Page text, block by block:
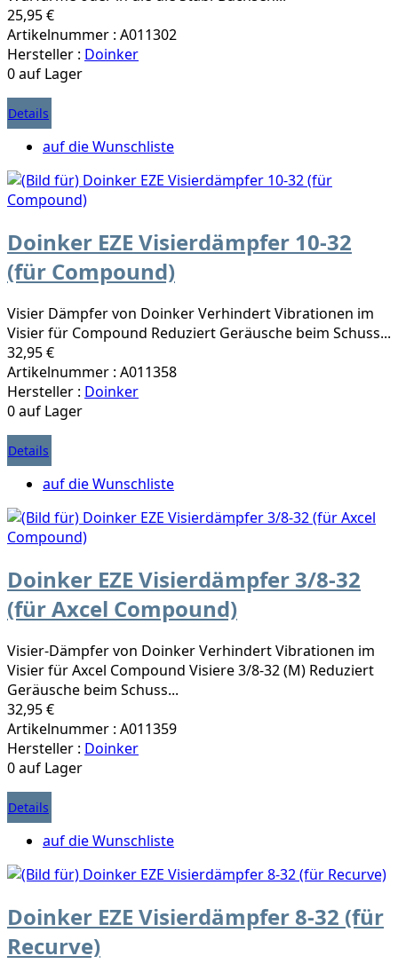
25,95 €
Artikelnummer : A011302
Hersteller : Doinker
0 auf Lager
Details
auf die Wunschliste
Doinker EZE Visierdämpfer 10-32
(für Compound)
Visier Dämpfer von Doinker Verhindert Vibrationen im
Visier für Compound Reduziert Geräusche beim Schuss...
32,95 €
Artikelnummer : A011358
Hersteller : Doinker
0 auf Lager
Details
auf die Wunschliste
Doinker EZE Visierdämpfer 3/8-32
(für Axcel Compound)
Visier-Dämpfer von Doinker Verhindert Vibrationen im
Visier für Axcel Compound Visiere 3/8-32 (M) Reduziert
Geräusche beim Schuss...
32,95 €
Artikelnummer : A011359
Hersteller : Doinker
0 auf Lager
Details
auf die Wunschliste
Doinker EZE Visierdämpfer 8-32 (für
Recurve)